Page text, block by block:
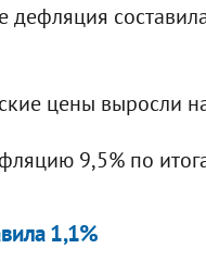
дефляция
цены выросли
9,5% по
1,1%